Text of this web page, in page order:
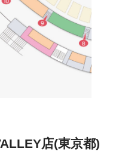
店(東京都)